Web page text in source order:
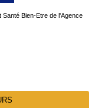
Santé Bien-Etre de l'Agence